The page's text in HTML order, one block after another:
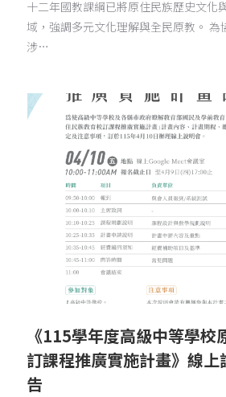
十二年國教課綱已將原住民族歷史文化
域，強調多元文化理解與全民原教。 為
涉…
《115學年度高級中等學校
訂課程推廣實施計畫》線
告